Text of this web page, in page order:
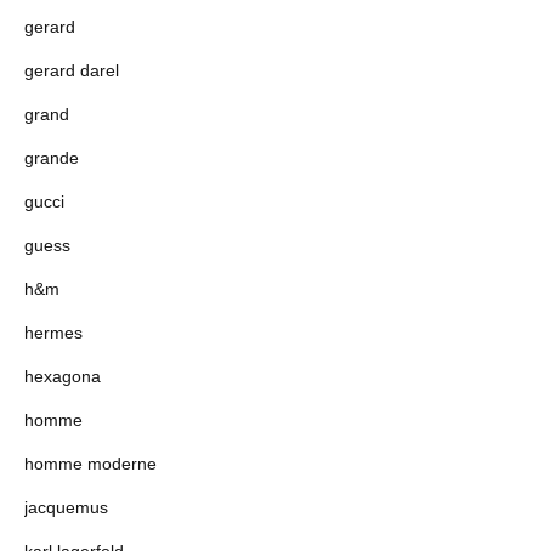
gerard
gerard darel
grand
grande
gucci
guess
h&m
hermes
hexagona
homme
homme moderne
jacquemus